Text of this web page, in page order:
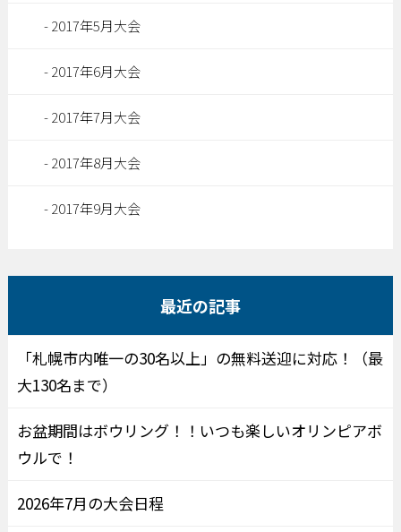
2017年5月大会
2017年6月大会
2017年7月大会
2017年8月大会
2017年9月大会
最近の記事
「札幌市内唯一の30名以上」の無料送迎に対応！（最
大130名まで）
お盆期間はボウリング！！いつも楽しいオリンピアボ
ウルで！
2026年7月の大会日程